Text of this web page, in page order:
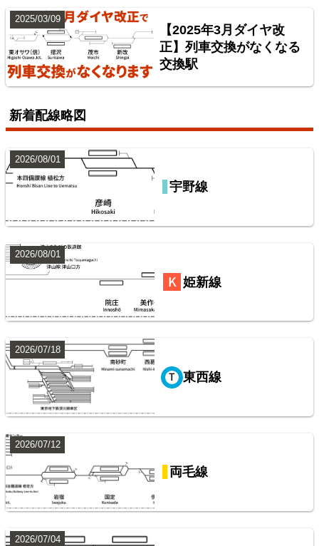
常磐線（上野～いわき）
7
山手線
東武鉄道伊勢崎線
9
【2025年3月ダイヤ改
正】列車交換がなくなる
交換駅
2025/03/09
新着配線略図
宇野線
2026/08/01
姫新線
2026/08/01
東西線
2026/07/18
両毛線
2026/07/12
2026/07/04